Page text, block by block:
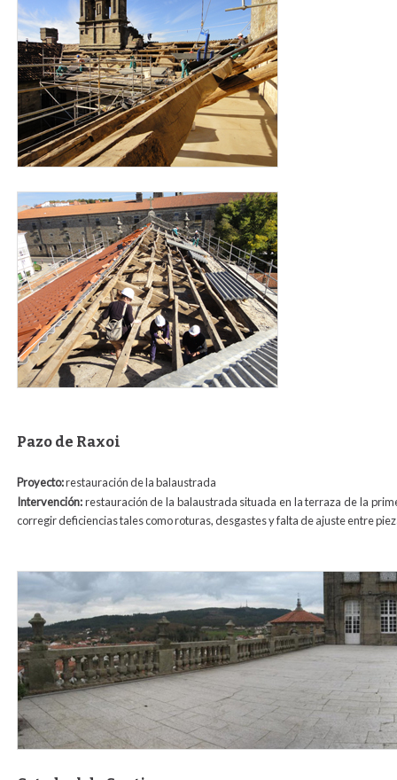
cubierta_carmen_para_web_2.jpg
Pazo de Raxoi
Proyecto:restauración de la balaustrada
Intervención:restauración de la balaustrada situada en la terraza de la
corregir deficiencias tales como roturas, desgastes y falta de ajuste entre
03.jpg